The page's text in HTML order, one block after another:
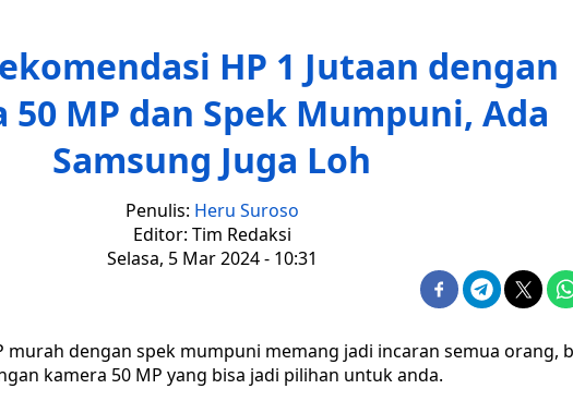
HP 1 Jutaan dengan
50 MP dan Spek Mumpuni, Ada
Samsung Juga Loh
Penulis: Heru Suroso
Editor: Tim Redaksi
Selasa, 5 Mar 2024 - 10:31
murah dengan spek mumpuni memang jadi incaran semua orang,
kamera 50 MP yang bisa jadi pilihan untuk anda.